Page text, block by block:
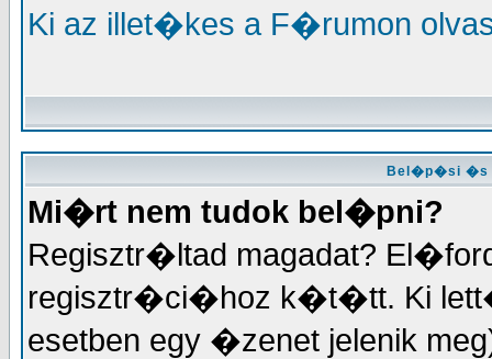
Ki az illet�kes a F�rumon
Bel�p�si �s
Mi�rt nem tudok bel�pni?
Regisztr�ltad magadat?
regisztr�ci�hoz k�t�tt. Ki
esetben egy �zenet jelenik